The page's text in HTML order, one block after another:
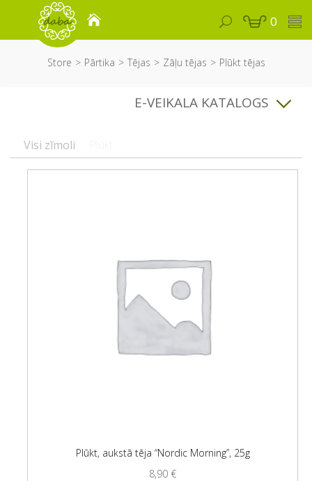
0
Store Pārtika Tējas Zāļu tējas Plūkt tējas
E-VEIKALA KATALOGS
Visi zīmoli
Plūkt, aukstā tēja “Nordic Morning”, 25g
8,90 €